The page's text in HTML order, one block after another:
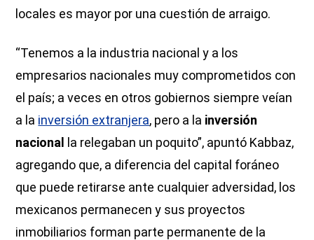
locales es mayor por una cuestión de arraigo.
“Tenemos a la industria nacional y a los
empresarios nacionales muy comprometidos con
el país; a veces en otros gobiernos siempre veían
a la inversión extranjera, pero a la inversión
nacional
la relegaban un poquito”, apuntó Kabbaz,
agregando que, a diferencia del capital foráneo
que puede retirarse ante cualquier adversidad, los
mexicanos permanecen y sus proyectos
inmobiliarios forman parte permanente de la